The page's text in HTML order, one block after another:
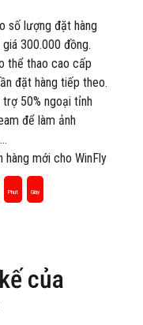
số lượng đặt hàng
300.000 đồng.
thể thao cao cấp
đặt hàng tiếp theo.
50% ngoại tỉnh
để làm ảnh
hàng mới cho WinFly
Phút Giây
của